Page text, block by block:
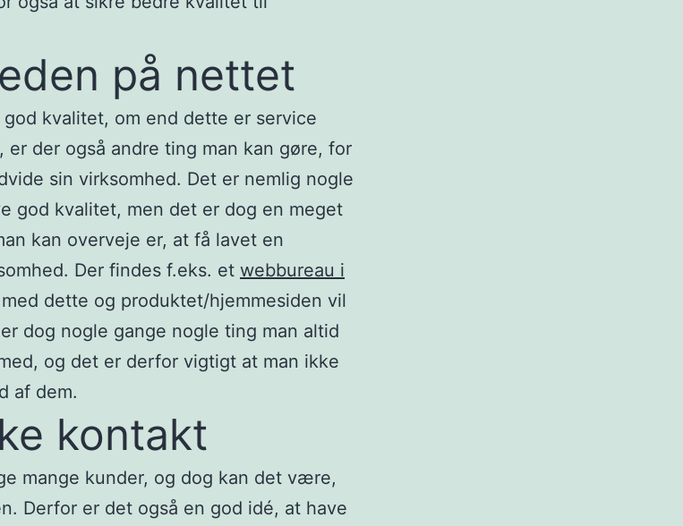
på nettet
kvalitet, om end dette er service
der også andre ting man kan gøre, for
sin virksomhed. Det er nemlig nogle
god kvalitet, men det er dog en meget
kan overveje er, at få lavet en
Der findes f.eks. et webbureau i
dette og produktet/hjemmesiden vil
dog nogle gange nogle ting man altid
og det er derfor vigtigt at man ikke
af dem.
kontakt
mange kunder, og dog kan det være,
Derfor er det også en god idé, at have